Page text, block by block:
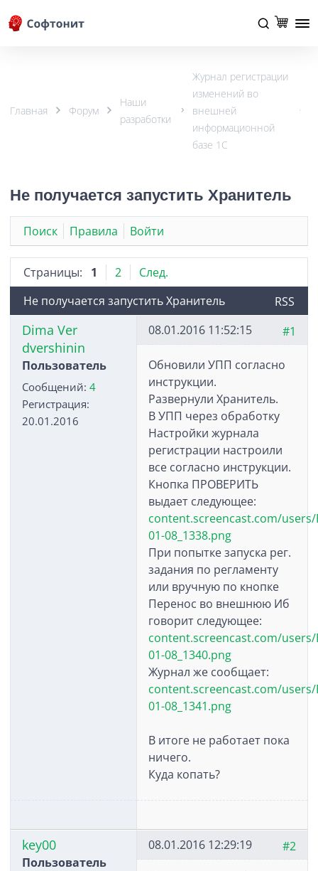
Главная Форум
Наши
разработки
Журнал регистрации
изменений во
внешней
информационной
базе 1С
Не получается запустить Хранитель
Поиск Правила Войти
Страницы: 1 2
След.
RSS
Не получается запустить Хранитель
Dima Ver
dvershinin
Пользователь
Сообщений: 4
Регистрация:
20.01.2016
#1
08.01.2016 11:52:15
Обновили УПП согласно
инструкции.
Развернули Хранитель.
В УПП через обработку
Настройки журнала
регистрации настроили
все согласно инструкции.
Кнопка ПРОВЕРИТЬ
выдает следующее:
content.screencast.com/users/
01-08_1338.png
При попытке запуска рег.
задания по регламенту
или вручную по кнопке
Перенос во внешнюю Иб
говорит следующее:
content.screencast.com/users/
01-08_1340.png
Журнал же сообщает:
content.screencast.com/users/
01-08_1341.png
В итоге не работает пока
ничего.
Куда копать?
key00
Пользователь
#2
08.01.2016 12:29:19